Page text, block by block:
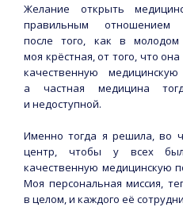
Желание открыть
правильным
после того, как в
моя крёстная, от того, что
качественную
а частная медицина
и недоступной.
Именно тогда я решила, во
центр, чтобы у всех
качественную медицинскую
Моя персональная миссия,
в целом, и каждого её